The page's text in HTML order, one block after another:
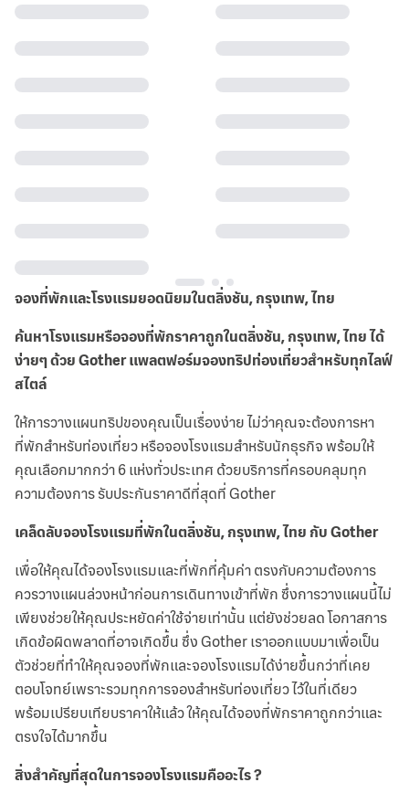
จองที่พักและโรงแรมยอดนิยมในตลิ่งชัน, กรุงเทพ, ไทย
ค้นหาโรงแรมหรือจองที่พักราคาถูกในตลิ่งชัน, กรุงเทพ, ไทย ได้
ง่ายๆ ด้วย Gother แพลตฟอร์มจองทริปท่องเที่ยวสำหรับทุกไลฟ์
สไตล์
ให้การวางแผนทริปของคุณเป็นเรื่องง่าย ไม่ว่าคุณจะต้องการหา
ที่พักสำหรับท่องเที่ยว หรือจองโรงแรมสำหรับนักธุรกิจ พร้อมให้
คุณเลือกมากกว่า 6 แห่งทั่วประเทศ ด้วยบริการที่ครอบคลุมทุก
ความต้องการ รับประกันราคาดีที่สุดที่ Gother
เคล็ดลับจองโรงแรมที่พักในตลิ่งชัน, กรุงเทพ, ไทย กับ Gother
เพื่อให้คุณได้จองโรงแรมและที่พักที่คุ้มค่า ตรงกับความต้องการ
ควรวางแผนล่วงหน้าก่อนการเดินทางเข้าที่พัก ซึ่งการวางแผนนี้ไม่
เพียงช่วยให้คุณประหยัดค่าใช้จ่ายเท่านั้น แต่ยังช่วยลด โอกาสการ
เกิดข้อผิดพลาดที่อาจเกิดขึ้น ซึ่ง Gother เราออกแบบมาเพื่อเป็น
ตัวช่วยที่ทำให้คุณจองที่พักและจองโรงแรมได้ง่ายขึ้นกว่าที่เคย
ตอบโจทย์เพราะรวมทุกการจองสำหรับท่องเที่ยว ไว้ในที่เดียว
พร้อมเปรียบเทียบราคาให้แล้ว ให้คุณได้จองที่พักราคาถูกกว่าและ
ตรงใจได้มากขึ้น
สิ่งสำคัญที่สุดในการจองโรงแรมคืออะไร ?